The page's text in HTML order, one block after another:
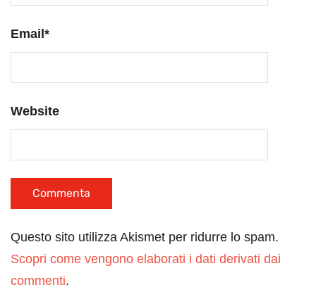
Email *
Website
Questo sito utilizza Akismet per ridurre lo spam.
Scopri come vengono elaborati i dati derivati dai
commenti.